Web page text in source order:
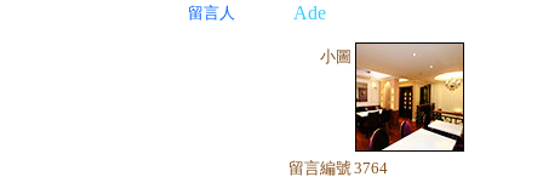
留言人 Ade
小圖
留言編號3764